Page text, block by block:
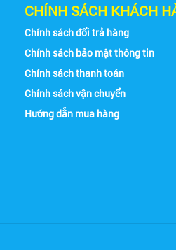
CHÍNH SÁCH KHÁCH
Chính sách đổi trả hàng
Chính sách bảo mật thông tin
Chính sách thanh toán
Chính sách vận chuyển
Hướng dẫn mua hàng